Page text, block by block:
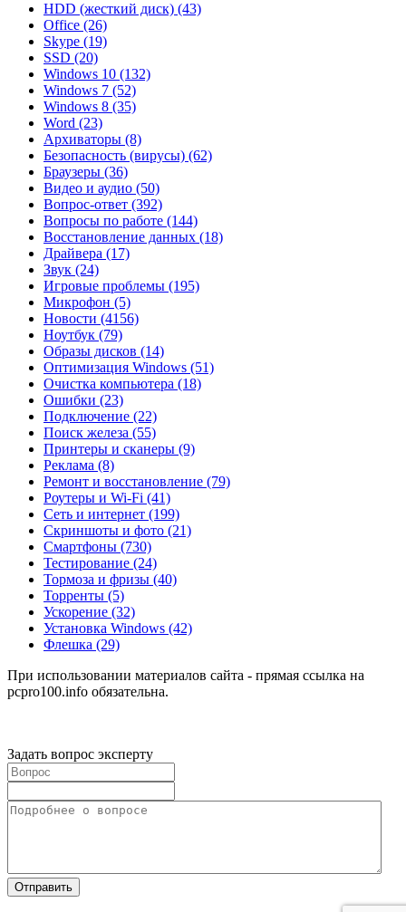
HDD (жесткий диск) (43)
Office (26)
Skype (19)
SSD (20)
Windows 10 (132)
Windows 7 (52)
Windows 8 (35)
Word (23)
Архиваторы (8)
Безопасность (вирусы) (62)
Браузеры (36)
Видео и аудио (50)
Вопрос-ответ (392)
Вопросы по работе (144)
Восстановление данных (18)
Драйвера (17)
Звук (24)
Игровые проблемы (195)
Микрофон (5)
Новости (4156)
Ноутбук (79)
Образы дисков (14)
Оптимизация Windows (51)
Очистка компьютера (18)
Ошибки (23)
Подключение (22)
Поиск железа (55)
Принтеры и сканеры (9)
Реклама (8)
Ремонт и восстановление (79)
Роутеры и Wi-Fi (41)
Сеть и интернет (199)
Скриншоты и фото (21)
Смартфоны (730)
Тестирование (24)
Тормоза и фризы (40)
Торренты (5)
Ускорение (32)
Установка Windows (42)
Флешка (29)
При использовании материалов сайта - прямая ссылка на
pcpro100.info обязательна.
Задать вопрос эксперту